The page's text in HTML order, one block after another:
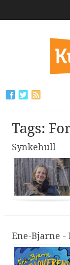
Tags:
Synkehull
Ene-Bjarne -